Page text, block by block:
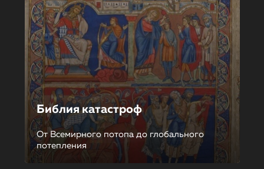
Библия катастроф
От Всемирного потопа до глобального
потепления